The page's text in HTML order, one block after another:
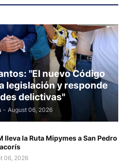
"El nuevo Código
legislación y responde
delictivas"
- August 06, 2026
lleva la Ruta Mipymes a San Pedro
06, 2026